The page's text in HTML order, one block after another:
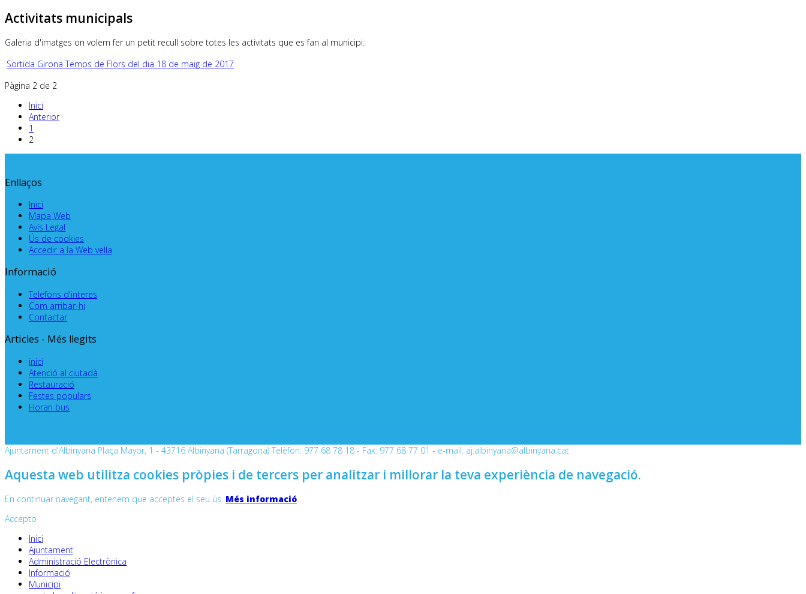
Activitats municipals
Galeria d'imatges on volem fer un petit recull sobre totes les activitats que es fan al municipi.
Sortida Girona Temps de Flors del dia 18 de maig de 2017
Pàgina 2 de 2
Inici
Anterior
1
2
Enllaços
Inici
Mapa Web
Avís Legal
Ús de cookies
Accedir a la Web vella
Informació
Telefons d'interes
Com arribar-hi
Contactar
Articles - Més llegits
inici
Atenció al ciutadà
Restauració
Festes populars
Horari bus
Ajuntament d'Albinyana Plaça Mayor, 1 - 43716 Albinyana (Tarragona) Telèfon: 977 68 78 18 - Fax: 977 68 77 01 - e-mail: aj.albinyana@albinyana.cat
Aquesta web utilitza cookies pròpies i de tercers per analitzar i millorar la teva experiència de navegació.
En continuar navegant, entenem que acceptes el seu ús. Més informació
Accepto
Inici
Ajuntament
Administració Electrònica
Informació
Municipi